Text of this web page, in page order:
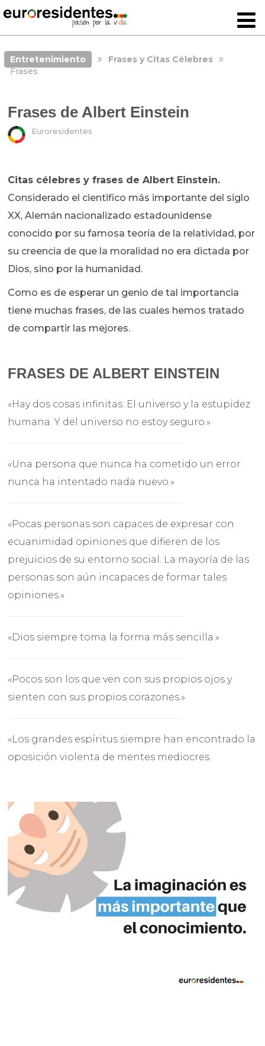
Entretenimiento
Frases y Citas Célebres
Frases
Frases de Albert Einstein
Euroresidentes
Citas célebres y frases de Albert Einstein.
Considerado el cientifico más importante del siglo
XX, Alemán nacionalizado estadounidense
conocido por su famosa teoría de la relatividad, por
su creencia de que la moralidad no era dictada por
Dios, sino por la humanidad.
Como es de esperar un genio de tal importancia
tiene muchas frases, de las cuales hemos tratado
de compartir las mejores.
FRASES DE ALBERT EINSTEIN
«Hay dos cosas infinitas: El universo y la estupidez
humana. Y del universo no estoy seguro.»
«Una persona que nunca ha cometido un error
nunca ha intentado nada nuevo.»
«Pocas personas son capaces de expresar con
ecuanimidad opiniones que difieren de los
prejuicios de su entorno social. La mayoría de las
personas son aún incapaces de formar tales
opiniones.»
«Dios siempre toma la forma más sencilla.»
«Pocos son los que ven con sus propios ojos y
sienten con sus propios corazones.»
«Los grandes espíritus siempre han encontrado la
oposición violenta de mentes mediocres.